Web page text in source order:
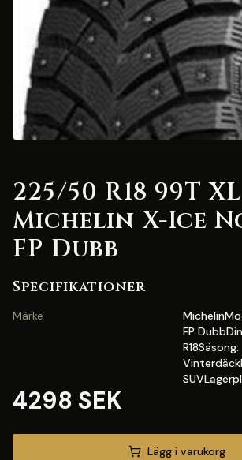
225/50 R18 99T XL
Michelin X-Ice
FP Dubb
Specifikationer
Märke
FP
R18Säsong:
4298 SEK
Lägg i varukorg